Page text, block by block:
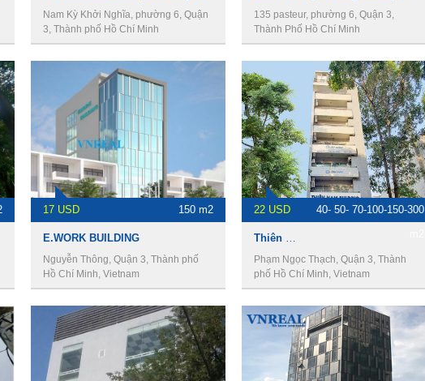
Nam Kỳ Khởi Nghĩa, phường 6, Quận
3, Thành phố Hồ Chí Minh
135 pasteur, phường 6, Quận 3,
Thành Phố Hồ Chí Minh
17 USD 150 m2
E.WORK BUILDING
Nguyễn Thông, Quận 3, Thành phố
Hồ Chí Minh, Vietnam
22 USD
40- 50- 70-100-150-300
Phạm Ngọc Thạch, Quận 3, Thành
phố Hồ Chí Minh, Vietnam